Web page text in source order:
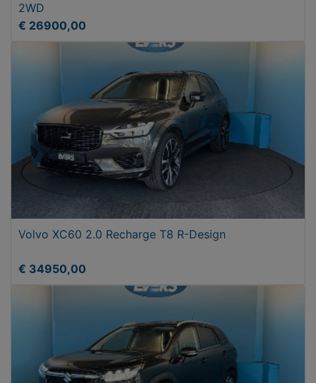
2WD
€ 26900,00
Volvo XC60 2.0 Recharge T8 R-Design
€ 34950,00